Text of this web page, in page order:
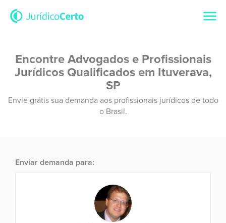
Encontre Advogados e Profissionais
Jurídicos Qualificados em Ituverava,
SP
Envie grátis sua demanda aos profissionais jurídicos de todo
o Brasil.
Enviar demanda para: